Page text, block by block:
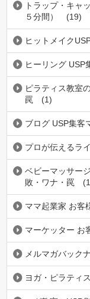
トラップ・キャ
５分間）
(19)
ヒットメイク
ヒーリング USP
ピラティス教室
罠
(1)
ブログ USP集客
プロが伝えるラ
ベビーマッサー
敗・ワナ・罠
ママ起業家 お客
マーケッター お
メルマガバック
ヨガ・ピラティ